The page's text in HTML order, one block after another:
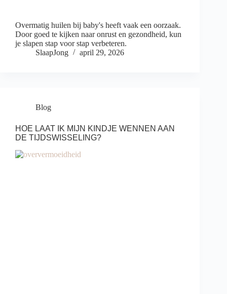
Overmatig huilen bij baby's heeft vaak een oorzaak.
Door goed te kijken naar onrust en gezondheid, kun
je slapen stap voor stap verbeteren.
SlaapJong
april 29, 2026
Blog
HOE LAAT IK MIJN KINDJE WENNEN AAN
DE TIJDSWISSELING?